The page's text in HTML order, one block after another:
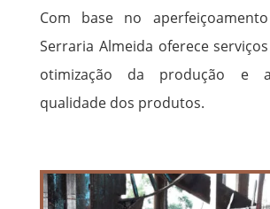
Com base no
Serraria Almeida oferece
otimização da produção e
qualidade dos produtos.